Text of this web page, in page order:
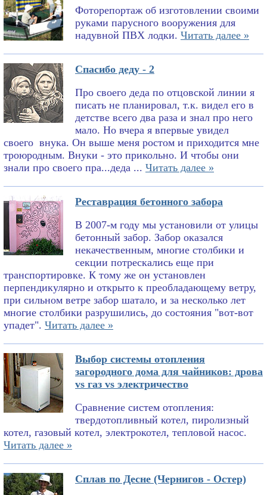
Фоторепортаж об изготовлении своими
руками парусного вооружения для
надувной ПВХ лодки. Читать далее »
Спасибо деду - 2
Про своего деда по отцовской линии я
писать не планировал, т.к. видел его в
детстве всего два раза и знал про него
мало. Но вчера я впервые увидел
своего внука. Он выше меня ростом и приходится мне
троюродным. Внуки - это прикольно. И чтобы они
знали про своего пра...деда ... Читать далее »
Реставрация бетонного забора
В 2007-м году мы установили от улицы
бетонный забор. Забор оказался
некачественным, многие столбики и
секции потрескались еще при
транспортировке. К тому же он установлен
перпендикулярно и открыто к преобладающему ветру,
при сильном ветре забор шатало, и за несколько лет
многие столбики разрушились, до состояния "вот-вот
упадет". Читать далее »
Выбор системы отопления
загородного дома для чайников: дрова
vs газ vs электричество
Сравнение систем отопления:
твердотопливный котел, пиролизный
котел, газовый котел, электрокотел, тепловой насос.
Читать далее »
Сплав по Десне (Чернигов - Остер)